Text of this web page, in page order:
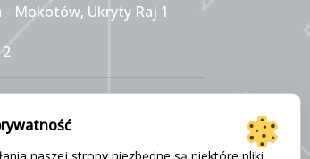
- Mokotów, Ukryty Raj 1
- Wesoła, Pl. Wojska